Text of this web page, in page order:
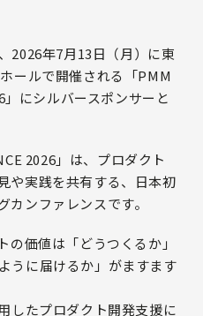
2026年7月13日（月）に東
ールで開催される「PMM
」にシルバースポンサーと
2026」は、プロダクト
や実践を共有する、日本初
カンファレンスです。
価値は「どうつくるか」
うに届けるか」がますます
したプロダクト開発支援に